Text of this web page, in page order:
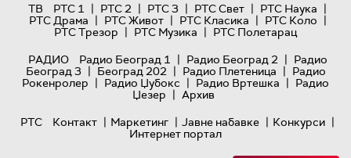
ТВ
РТС 1 | РТС 2 | РТС 3 | РТС Свет | РТС Наука |
РТС Драма | РТС Живот | РТС Класика | РТС Коло |
РТС Трезор | РТС Музика | РТС Полетарац
РАДИО
Радио Београд 1 | Радио Београд 2 | Радио
Београд 3 | Београд 202 | Радио Плетеница | Радио
Рокенролер | Радио Џубокс | Радио Вртешка | Радио
Џезер | Архив
РТС
Контакт | Маркетинг | Јавне набавке | Конкурси |
Интернет портал